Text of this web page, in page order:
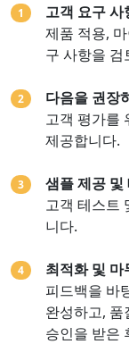
1
고객 요구
제품 적용,
구 사항을 검
2
다음을 권장
고객 평가를
제공합니다.
3
샘플 제공 및
고객 테스트
니다.
4
최적화 및 마
피드백을 바
완성하고,
승인을 받은